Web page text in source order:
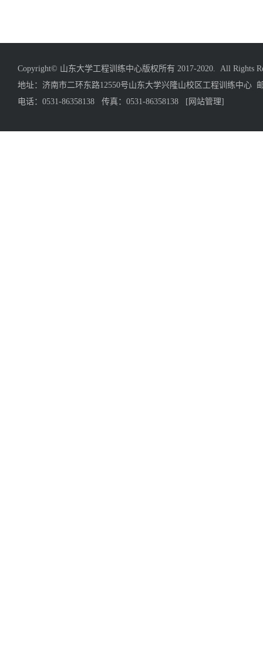
Copyright© 山东大学工程训练中心版权所有 2017-2020. All Rights
地址：济南市二环东路12550号山东大学兴隆山校区工程训练中心
电话：0531-86358138 传真：0531-86358138
[网站管理]